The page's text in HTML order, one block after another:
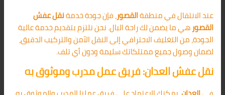
عند الانتقال في منطقةالقصور، فإن جودة خدمةنقل عفش
القصورهي ما يضمن لك راحة البال. نحن نلتزم بتقديم خدمة عالية
الجودة، من التغليف الاحترافي إلى النقل الآمن والتركيب الدقيق،
لضمان وصول جميع ممتلكاتك سليمة ودون أي تلف.
نقل عفش العدان: فريق عمل مدرب وموثوق به